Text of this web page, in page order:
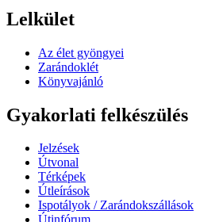
Lelkület
Az élet gyöngyei
Zarándoklét
Könyvajánló
Gyakorlati felkészülés
Jelzések
Útvonal
Térképek
Útleírások
Ispotályok / Zarándokszállások